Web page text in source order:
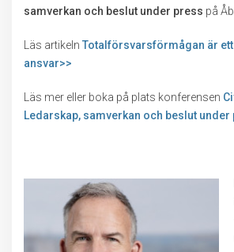
samverkan och beslut under press på
Läs artikeln Totalförsvarsförmågan är
ansvar>>
Läs mer eller boka på plats konferensen
Ledarskap, samverkan och beslut under